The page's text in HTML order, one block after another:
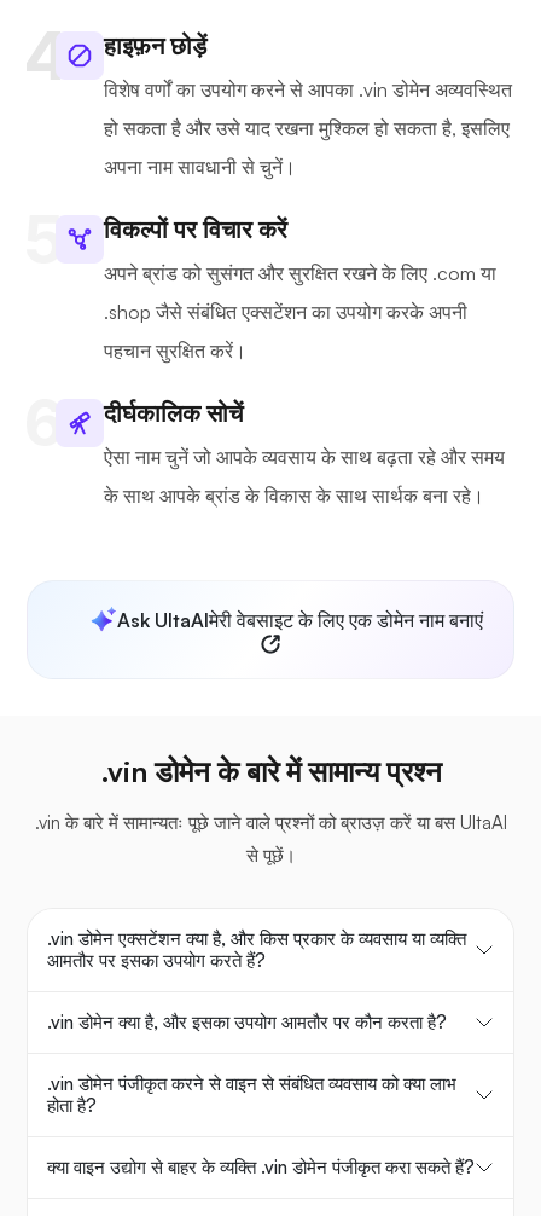
हाइफ़न छोड़ें
विशेष वर्णों का उपयोग करने से आपका .vin डोमेन अव्यवस्थित
हो सकता है और उसे याद रखना मुश्किल हो सकता है, इसलिए
अपना नाम सावधानी से चुनें।
विकल्पों पर विचार करें
अपने ब्रांड को सुसंगत और सुरक्षित रखने के लिए .com या
.shop जैसे संबंधित एक्सटेंशन का उपयोग करके अपनी
पहचान सुरक्षित करें।
दीर्घकालिक सोचें
ऐसा नाम चुनें जो आपके व्यवसाय के साथ बढ़ता रहे और समय
के साथ आपके ब्रांड के विकास के साथ सार्थक बना रहे।
Ask UltaAIमेरी वेबसाइट के लिए एक डोमेन नाम बनाएं
.vin डोमेन के बारे में सामान्य प्रश्न
.vin के बारे में सामान्यतः पूछे जाने वाले प्रश्नों को ब्राउज़ करें या बस UltaAI
से पूछें।
.vin डोमेन एक्सटेंशन क्या है, और किस प्रकार के व्यवसाय या व्यक्ति
आमतौर पर इसका उपयोग करते हैं?
.vin डोमेन क्या है, और इसका उपयोग आमतौर पर कौन करता है?
.vin डोमेन पंजीकृत करने से वाइन से संबंधित व्यवसाय को क्या लाभ
होता है?
क्या वाइन उद्योग से बाहर के व्यक्ति .vin डोमेन पंजीकृत करा सकते हैं?